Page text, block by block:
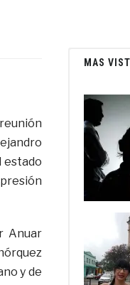
estado
Anuar
y de
MAS